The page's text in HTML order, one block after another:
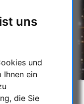
uns
und
Ihnen ein
die Sie
STATIVE /